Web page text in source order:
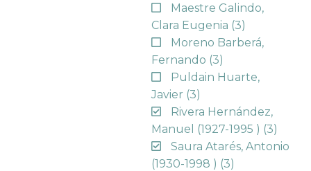
Maestre Galindo,
Clara Eugenia (3)
Moreno Barberá,
Fernando (3)
Puldain Huarte,
Javier (3)
Rivera Hernández,
Manuel (1927-1995 ) (3)
Saura Atarés, Antonio
(1930-1998 ) (3)